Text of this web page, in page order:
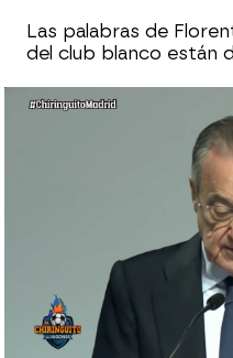
Las palabras de
del club blanco están
El presidente se
socios para
lanzó varios
reivindicación
Liga y hasta
de los
trae en este
visto de la
perder!